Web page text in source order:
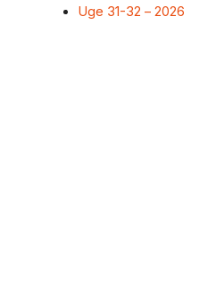
Uge 31-32 – 2026